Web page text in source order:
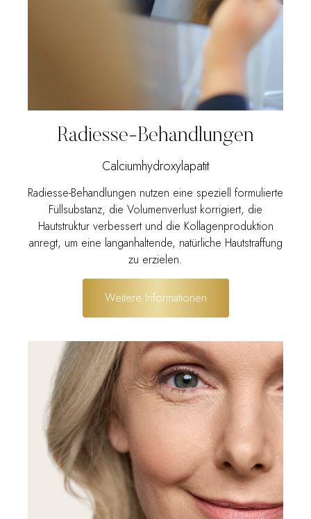
Radiesse-Behandlungen
Calciumhydroxylapatit
Radiesse-Behandlungen nutzen eine speziell formulierte
Füllsubstanz, die Volumenverlust korrigiert, die
Hautstruktur verbessert und die Kollagenproduktion
anregt, um eine langanhaltende, natürliche Hautstraffung
zu erzielen.
Weitere Informationen